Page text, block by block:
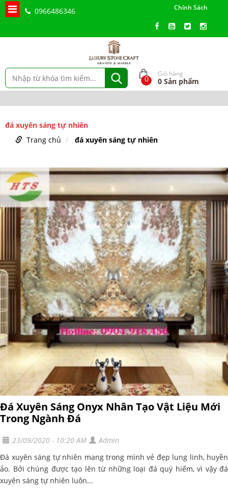
0966486346 Chính Sách
0
Giỏ hàng
0Sản phẩm
đá xuyên sáng tự nhiên
Trang chủ
đá xuyên sáng tự nhiên
Đá Xuyên Sáng Onyx Nhân Tạo Vật Liệu Mới
Trong Ngành Đá
23/09/2020 - 10:20 AM
Admin
Đá xuyên sáng tự nhiên mang trong mình vẻ đẹp lung linh, huyền
ảo. Bởi chúng được tạo lên từ những loại đá quý hiếm, vì vậy đá
xuyên sáng tự nhiên luôn...